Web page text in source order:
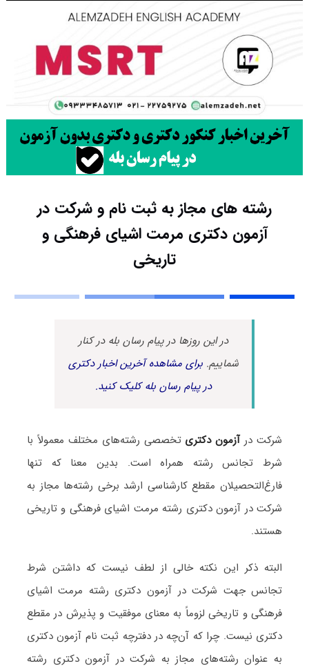
رشته های مجاز به ثبت نام و شرکت در
آزمون دکتری مرمت اشیای فرهنگی و
تاریخی
در این روزها در پیام رسان بله در کنار
شماییم.برای مشاهده آخرین اخبار دکتری
در پیام رسان بله کلیک کنید.
شرکت درآزمون دکتری تخصصی رشته‌های مختلف معمولاً با
شرط تجانس رشته همراه است. بدین معنا که تنها
فارغ‌التحصیلان مقطع کارشناسی ارشد برخی رشته‌ها مجاز به
شرکت در آزمون دکتری رشته مرمت اشیای فرهنگی و تاریخی
هستند.
البته ذکر این نکته خالی از لطف نیست که داشتن شرط
تجانس جهت شرکت در آزمون دکتری رشته مرمت اشیای
فرهنگی و تاریخی لزوماً به معنای موفقیت و پذیرش در مقطع
دکتری نیست. چرا که آن‌چه در دفترچه ثبت نام آزمون دکتری
به عنوان رشته‌های مجاز به شرکت در آزمون دکتری رشته